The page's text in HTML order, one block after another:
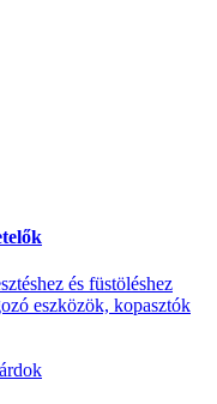
és füstöléshez
eszközök, kopasztók